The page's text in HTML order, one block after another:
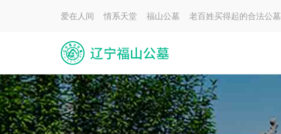
爱在人间 情系天堂 福山公墓 老百姓买得起的合法公墓